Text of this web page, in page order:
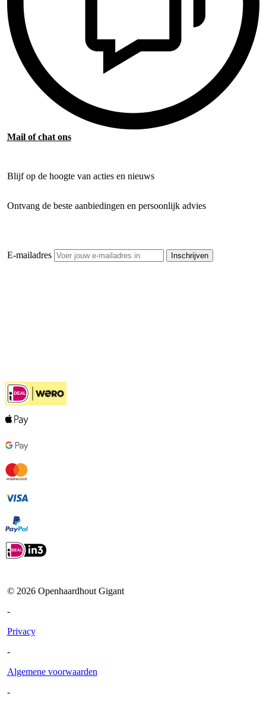
Mail of chat ons
Blijf op de hoogte van acties en nieuws
Ontvang de beste aanbiedingen en persoonlijk advies
E-mailadres Inschrijven
© 2026Openhaardhout Gigant
-
Privacy
-
Algemene voorwaarden
-